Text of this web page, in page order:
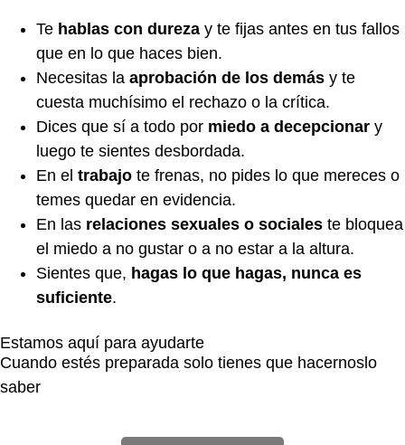
Te hablas con dureza y te fijas antes en tus fallos
que en lo que haces bien.
Necesitas la aprobación de los demás y te
cuesta muchísimo el rechazo o la crítica.
Dices que sí a todo por miedo a decepcionar y
luego te sientes desbordada.
En el trabajo te frenas, no pides lo que mereces o
temes quedar en evidencia.
En las relaciones sexuales o sociales te bloquea
el miedo a no gustar o a no estar a la altura.
Sientes que, hagas lo que hagas, nunca es
suficiente.
Estamos aquí para ayudarte
Cuando estés preparada solo tienes que hacernoslo
saber